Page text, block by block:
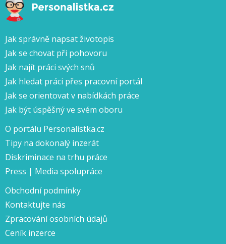
Jak správně napsat životopis
Jak se chovat při pohovoru
Jak najít práci svých snů
Jak hledat práci přes pracovní portál
Jak se orientovat v nabídkách práce
Jak být úspěšný ve svém oboru
O portálu Personalistka.cz
Tipy na dokonalý inzerát
Diskriminace na trhu práce
Press | Media spolupráce
Obchodní podmínky
Kontaktujte nás
Zpracování osobních údajů
Ceník inzerce